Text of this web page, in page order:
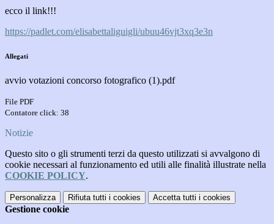
ecco il link!!!
https://padlet.com/elisabettaliguigli/ubuu46vjt3xq3e3n
Allegati
avvio votazioni concorso fotografico (1).pdf
File PDF
Contatore click: 38
Notizie
Questo sito o gli strumenti terzi da questo utilizzati si avvalgono di
cookie necessari al funzionamento ed utili alle finalità illustrate nella
COOKIE POLICY.
Personalizza Rifiuta tutti i cookies Accetta tutti i cookies
Gestione cookie